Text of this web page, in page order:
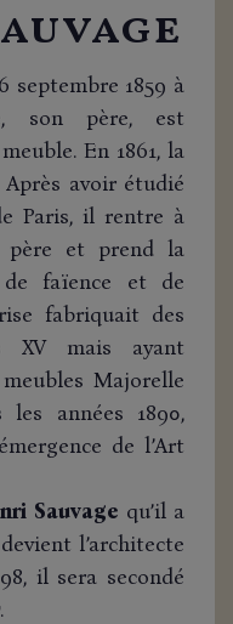
septembre 1859 à
son père, est
En 1861, la
avoir étudié
Paris, il rentre à
et prend la
faïence et de
fabriquait des
XV mais ayant
Majorelle
années 1890,
de l’Art
Sauvage qu’il a
l’architecte
il sera secondé
.